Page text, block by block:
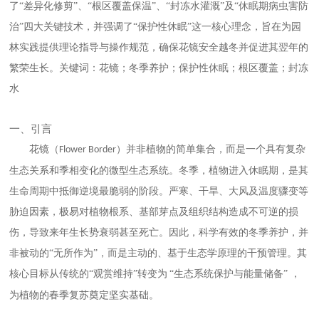
了“差异化修剪”、“根区覆盖保温”、“封冻水灌溉”及“休眠期病虫害防
治”四大关键技术，并强调了“保护性休眠”这一核心理念，旨在为园
林实践提供理论指导与操作规范，确保花镜安全越冬并促进其翌年的
繁荣生长。关键词：花镜；冬季养护；保护性休眠；根区覆盖；封冻
水
一、引言
花镜（ Flower Border）并非植物的简单集合，而是一个具有复杂
生态关系和季相变化的微型生态系统。冬季，植物进入休眠期，是其
生命周期中抵御逆境最脆弱的阶段。严寒、干旱、大风及温度骤变等
胁迫因素，极易对植物根系、基部芽点及组织结构造成不可逆的损
伤，导致来年生长势衰弱甚至死亡。因此，科学有效的冬季养护，并
非被动的“无所作为”，而是主动的、基于生态学原理的干预管理。其
核心目标从传统的“观赏维持”转变为 “生态系统保护与能量储备” ，
为植物的春季复苏奠定坚实基础。